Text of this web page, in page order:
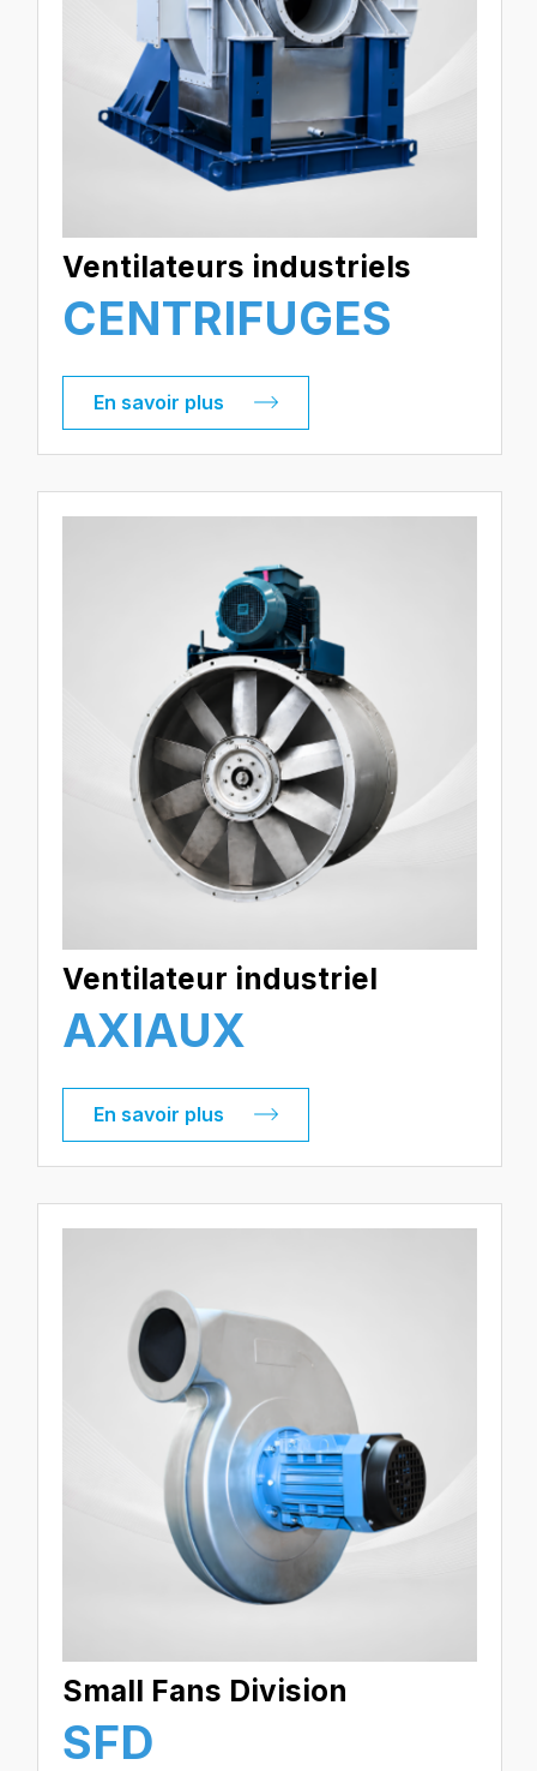
Ventilateurs industriels
CENTRIFUGES
En savoir plus
Ventilateur industriel
AXIAUX
En savoir plus
Small Fans Division
SFD